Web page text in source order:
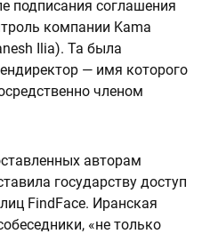
подписания соглашения
компании Kama
Ilia). Та была
— имя которого
членом
авторам
государству доступ
FindFace. Иранская
«не только